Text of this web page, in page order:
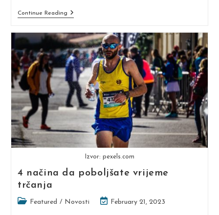
Continue ReadingGorivo
Trke
Izvor: pexels.com
4 načina da poboljšate vrijeme
trčanja
PostFeatured / Novosti
PostFebruary 21, 2023